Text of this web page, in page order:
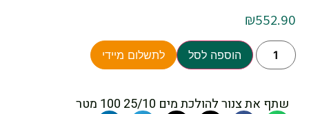
₪552.90
הוספה לסל לתשלום מיידי
שתף את צנור להולכת מים 25/10 100 מטר